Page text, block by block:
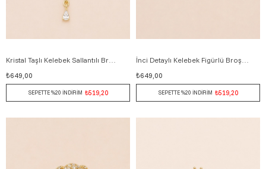
Kristal Taşlı Kelebek Sallantılı Broş 7 cm YEŞİL
₺649,00
SEPETTE %20 İNDİRİM ₺519,20
İnci Detaylı Kelebek Figürlü Broş 5 cm LACİVERT
₺649,00
SEPETTE %20 İNDİRİM ₺519,20